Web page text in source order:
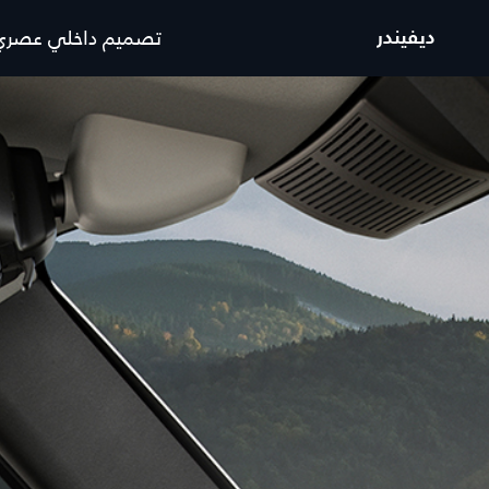
ديفيندر تصميم داخلي عصري
السيارات العروض والتمويل
رينج روڤر عروض السيارات
رينج روڤر عروض
رينج روڤر عروض المالكين
رينج روڤر شكيلة منتجات
ديفيندر عروض السيارات